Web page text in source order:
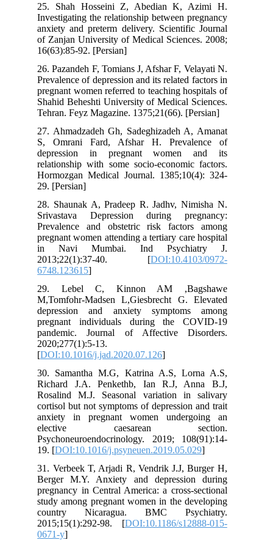
25. Shah Hosseini Z, Abedian K, Azimi H.
Investigating the relationship between pregnancy
anxiety and preterm delivery. Scientific Journal
of Zanjan University of Medical Sciences. 2008;
16(63):85-92. [Persian]
26. Pazandeh F, Tomians J, Afshar F, Velayati N.
Prevalence of depression and its related factors in
pregnant women referred to teaching hospitals of
Shahid Beheshti University of Medical Sciences.
Tehran. Feyz Magazine. 1375;21(66). [Persian]
27. Ahmadzadeh Gh, Sadeghizadeh A, Amanat
S, Omrani Fard, Afshar H. Prevalence of
depression in pregnant women and its
relationship with some socio-economic factors.
Hormozgan Medical Journal. 1385;10(4): 324-
29. [Persian]
28. Shaunak A, Pradeep R. Jadhv, Nimisha N.
Srivastava Depression during pregnancy:
Prevalence and obstetric risk factors among
pregnant women attending a tertiary care hospital
in Navi Mumbai. Ind Psychiatry J.
2013;22(1):37-40. [DOI:10.4103/0972-
6748.123615
29. Lebel C, Kinnon AM ,Bagshawe
M,Tomfohr-Madsen L,Giesbrecht G. Elevated
depression and anxiety symptoms among
pregnant individuals during the COVID-19
pandemic. Journal of Affective Disorders.
2020;277(1):5-13.
[DOI:10.1016/j.jad.2020.07.126
30. Samantha M.G, Katrina A.S, Lorna A.S,
Richard J.A. Penkethb, Ian R.J, Anna B.J,
Rosalind M.J. Seasonal variation in salivary
cortisol but not symptoms of depression and trait
anxiety in pregnant women undergoing an
elective caesarean section.
Psychoneuroendocrinology. 2019; 108(91):14-
19. [DOI:10.1016/j.psyneuen.2019.05.029
31. Verbeek T, Arjadi R, Vendrik J.J, Burger H,
Berger M.Y. Anxiety and depression during
pregnancy in Central America: a cross-sectional
study among pregnant women in the developing
country Nicaragua. BMC Psychiatry.
2015;15(1):292-98. [DOI:10.1186/s12888-015-
0671-y